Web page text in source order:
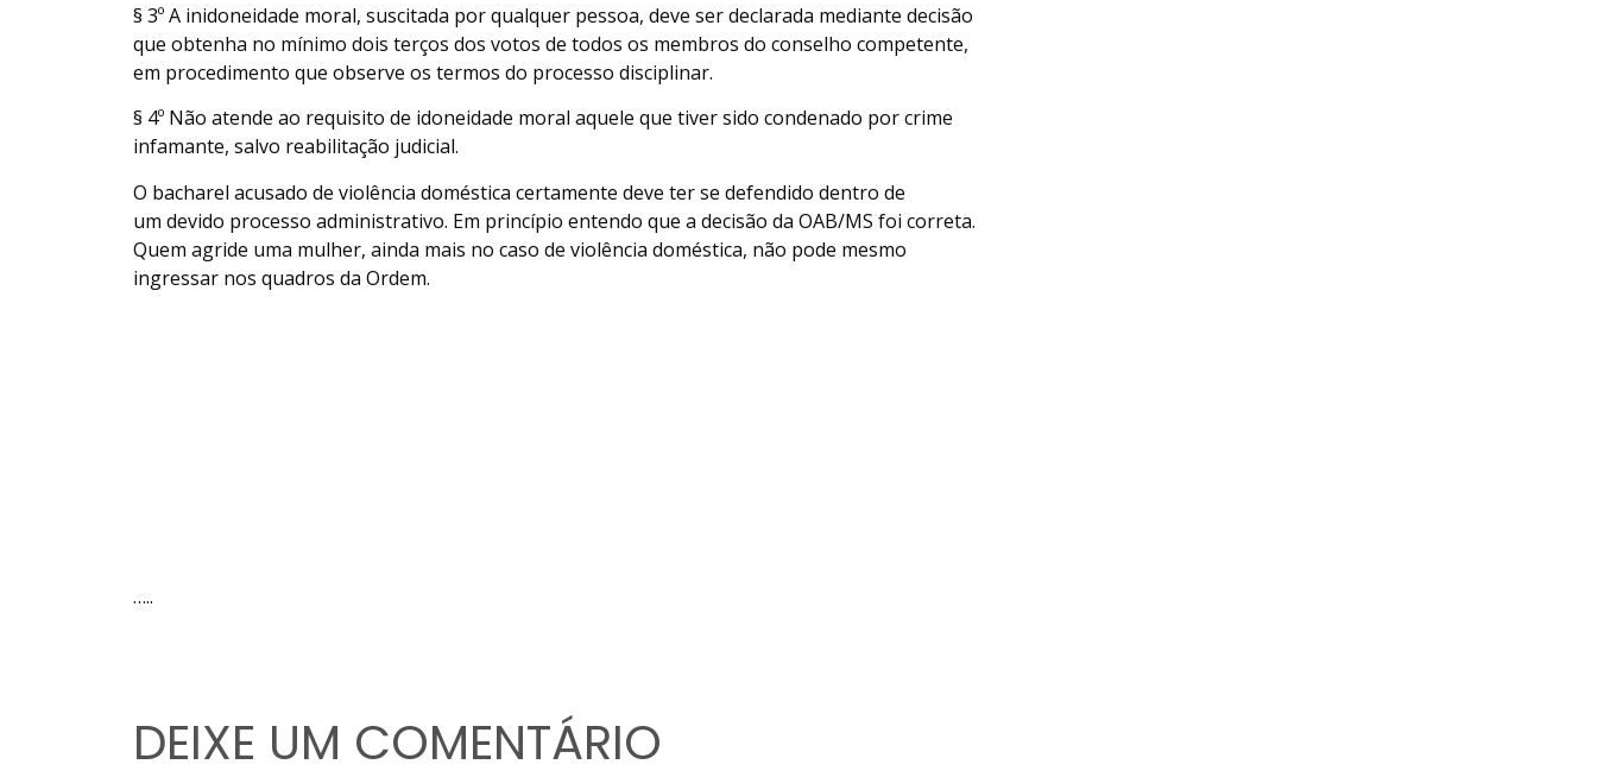
§ 3º A inidoneidade moral, suscitada por qualquer pessoa, deve ser declarada mediante decisão
que obtenha no mínimo dois terços dos votos de todos os membros do conselho competente,
em procedimento que observe os termos do processo disciplinar.
§ 4º Não atende ao requisito de idoneidade moral aquele que tiver sido condenado por crime
infamante, salvo reabilitação judicial.
O bacharel acusado de violência doméstica certamente deve ter se defendido dentro de
um devido processo administrativo. Em princípio entendo que a decisão da OAB/MS foi correta.
Quem agride uma mulher, ainda mais no caso de violência doméstica, não pode mesmo
ingressar nos quadros da Ordem.
…..
DEIXE UM COMENTÁRIO